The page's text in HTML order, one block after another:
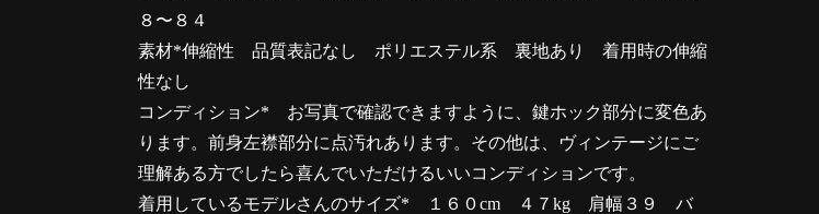
８〜８４
素材*伸縮性 品質表記なし ポリエステル系 裏地あり 着用時の伸縮
性なし
コンディション* お写真で確認できますように、鍵ホック部分に変色あ
ります。前身左襟部分に点汚れあります。その他は、ヴィンテージにご
理解ある方でしたら喜んでいただけるいいコンディションです。
着用しているモデルさんのサイズ* １６０cm ４７kg 肩幅３９ バ